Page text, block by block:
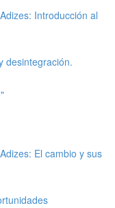
Introducción al
desintegración.
El cambio y sus